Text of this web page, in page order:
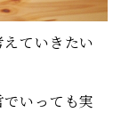
ていきたい
いっても実